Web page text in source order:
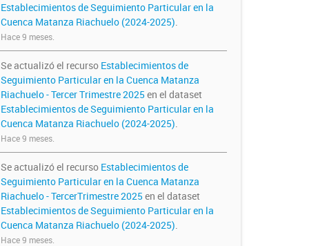
Establecimientos de Seguimiento Particular en la
Cuenca Matanza Riachuelo (2024-2025).
Hace 9 meses.
Se actualizó el recurso Establecimientos de
Seguimiento Particular en la Cuenca Matanza
Riachuelo - Tercer Trimestre 2025 en el dataset
Establecimientos de Seguimiento Particular en la
Cuenca Matanza Riachuelo (2024-2025).
Hace 9 meses.
Se actualizó el recurso Establecimientos de
Seguimiento Particular en la Cuenca Matanza
Riachuelo - TercerTrimestre 2025 en el dataset
Establecimientos de Seguimiento Particular en la
Cuenca Matanza Riachuelo (2024-2025).
Hace 9 meses.